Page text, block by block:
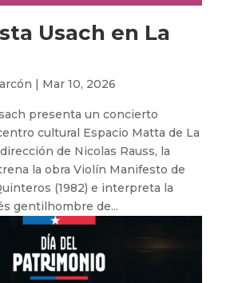
Usach en La
| Mar 10, 2026
presenta un concierto
cultural Espacio Matta de La
de Nicolas Rauss, la
la obra Violín Manifesto de
(1982) e interpreta la
gentilhombre de...